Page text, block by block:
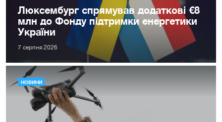
Люксембург спрямував додаткові €8
млн до Фонду підтримки енергетики
України
7 серпня 2026
НОВИНИ